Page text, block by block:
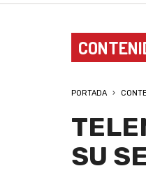
PORTADA
SU